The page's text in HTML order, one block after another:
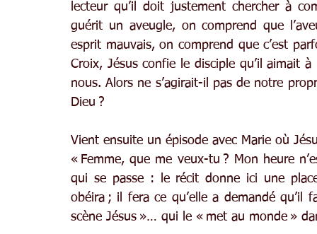
lecteur qu’il doit justement chercher à
guérit un aveugle, on comprend que
esprit mauvais, on comprend que c’est
Croix, Jésus confie le disciple qu’il aimait
nous. Alors ne s’agirait-il pas de notre
Dieu ?
Vient ensuite un épisode avec Marie où
« Femme, que me veux-tu ? Mon heure
qui se passe : le récit donne ici une
obéira ; il fera ce qu’elle a demandé
scène Jésus »… qui le « met au monde »